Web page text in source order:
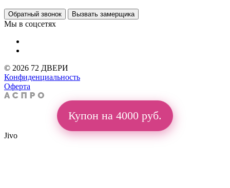
Обратный звонок Вызвать замерщика
Мы в соцсетях
© 2026 72 ДВЕРИ
Конфиденциальность
Оферта
Купон на 4000 руб.
Jivo